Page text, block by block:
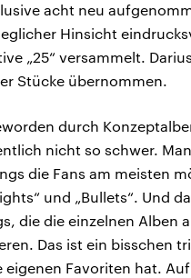
acht neu
Hinsicht
„25“ versammelt.
Stücke übernommen.
durch
nicht so schwer.
die Fans am meisten
und „Bullets“. Und
die die einzelnen Alben
Das ist ein bisschen
eigenen Favoriten hat. Auf